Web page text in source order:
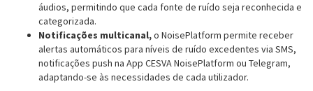
áudios, permitindo que cada fonte de ruído seja reconhecida e
categorizada.
Notificações multicanal,o NoisePlatform permite receber
alertas automáticos para níveis de ruído excedentes via SMS,
notificações push na App CESVA NoisePlatform ou Telegram,
adaptando-se às necessidades de cada utilizador.